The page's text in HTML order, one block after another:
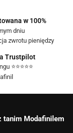
w 100%
dniu
zwrotu pieniędzy
Trustpilot
⭐⭐⭐⭐⭐
tanim Modafinilem